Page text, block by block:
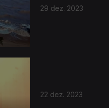
29 dez. 2023
22 dez. 2023